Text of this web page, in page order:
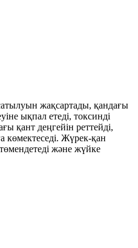
жақсартады, қандағы
ықпал етеді, токсинді
қант деңгейін реттейді,
көмектеседі. Жүрек-қан
және жүйке